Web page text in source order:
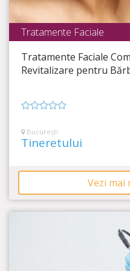
Tratamente Faciale
Tratamente Faciale
Revitalizare pentru
din
5
București
Tineretului
Vezi mai